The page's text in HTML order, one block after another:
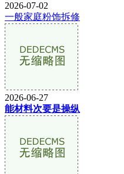
2026-07-02
一般家庭粉饰拆修
2026-06-27
能材料次要是操纵